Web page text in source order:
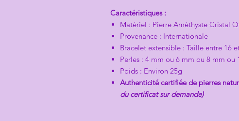
Caractéristiques :
Matériel : Pierre Améthyste Cristal
Provenance : Internationale
Bracelet extensible : Taille entre 16
Perles : 4 mm ou 6 mm ou 8 mm
Poids : Environ 25g
Authenticité certifiée de pierres
du certificat sur demande)